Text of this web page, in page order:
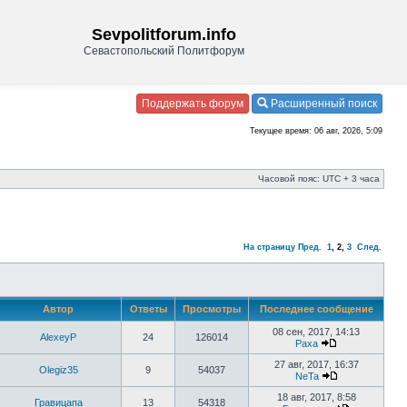
Sevpolitforum.info
Севастопольский Политфорум
Поддержать форум Расширенный поиск
Текущее время: 06 авг, 2026, 5:09
Часовой пояс: UTC + 3 часа
На страницу Пред. 1, 2, 3 След.
Автор Ответы Просмотры Последнее сообщение
AlexeyP 24 126014
08 сен, 2017, 14:13
Paxa
Olegiz35 9 54037
27 авг, 2017, 16:37
NeTa
Гравицапа 13 54318
18 авг, 2017, 8:58